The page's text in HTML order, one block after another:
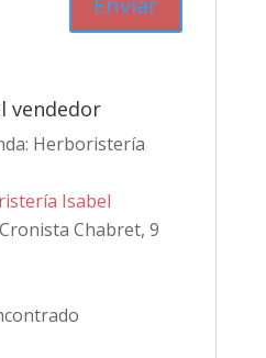
vendedor
Herboristería
Isabel
Chabret, 9